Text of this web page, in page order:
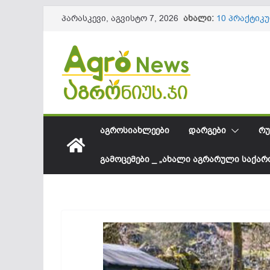
content
პარასკევი, აგვისტო 7, 2026 ახალი: 10
ქართული
სოკოვანი
სეზონის
61,8
ᲐᲒᲠᲝᲡᲘᲐᲮᲚᲔᲔᲑᲘ ᲓᲐᲠᲒᲔᲑᲘ
ᲒᲐᲛᲝᲪᲔᲛᲔᲑᲘ _ „ᲐᲮᲐᲚᲘ ᲐᲒᲠᲐᲠᲣᲚᲘ